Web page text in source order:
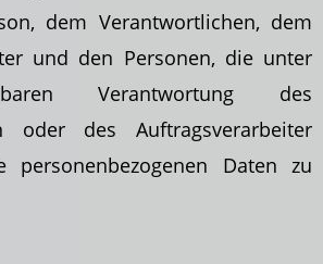
dem Verantwortlichen, dem
und den Personen, die unter
Verantwortung des
oder des Auftragsverarbeiter
Daten zu